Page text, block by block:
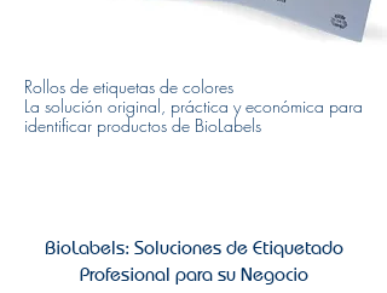
Rollos de etiquetas de colores
La solución original, práctica y económica para
identificar productos de BioLabels
BioLabels: Soluciones de Etiquetado
Profesional para su Negocio